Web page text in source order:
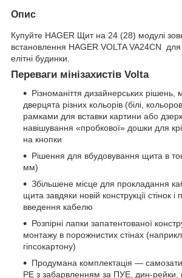
Опис
Купуйте HAGER Щит на 24 (28) модулі
встановлення HAGER VOLTA VA24CN
елітні будинки.
Переваги мінізахистів Volta
Різноманіття дизайнерських рішень,
дверцята різних кольорів (білі,
рамками для вставки картини або
навішування «пробкової» дошки для
на кнопки
Рішення для вбудовування щита в
мм)
Збільшене місце для прокладання
щита завдяки новій конструкції стінок
введення кабелю
Розпірні лапки запатентованої
монтажу в порожнистих стінах
гіпсокартону)
Продумана комплектація —
PE з забарвленням за ПУЕ, дин-рейки,